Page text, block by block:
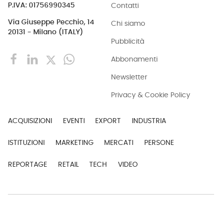
P.IVA: 01756990345
Via Giuseppe Pecchio, 14
20131 - Milano (ITALY)
Contatti
Chi siamo
Pubblicità
Abbonamenti
Newsletter
Privacy & Cookie Policy
ACQUISIZIONI EVENTI EXPORT INDUSTRIA
ISTITUZIONI MARKETING MERCATI PERSONE
REPORTAGE RETAIL TECH VIDEO